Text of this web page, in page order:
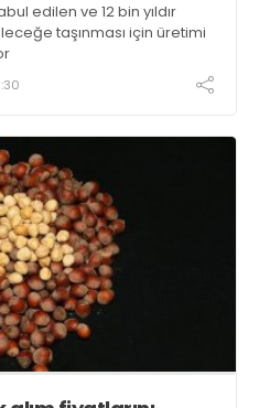
edilen ve 12 bin yıldır
taşınması için üretimi